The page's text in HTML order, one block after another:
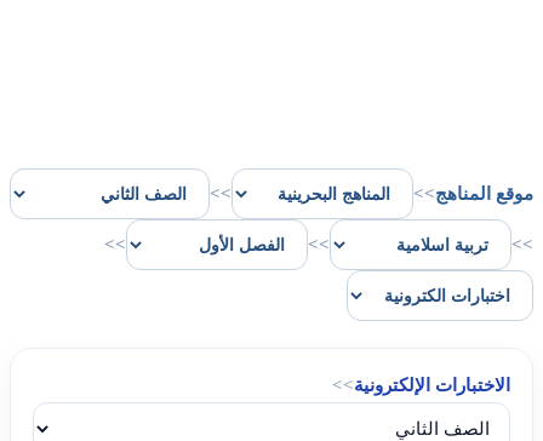
موقع المناهج>>
>>
>>
>>
>>
الاختبارات الإلكترونية>>